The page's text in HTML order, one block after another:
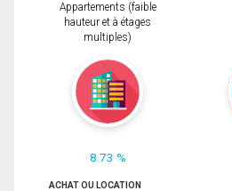
Appartements (faible
hauteur et à étages
multiples)
8.73 %
ACHAT OU LOCATION